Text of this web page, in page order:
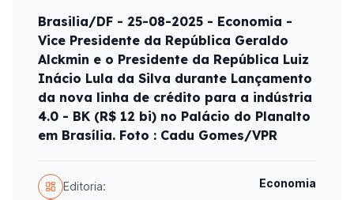
Brasilia/DF - 25-08-2025 - Economia -
Vice Presidente da República Geraldo
Alckmin e o Presidente da República Luiz
Inácio Lula da Silva durante Lançamento
da nova linha de crédito para a indústria
4.0 - BK (R$ 12 bi) no Palácio do Planalto
em Brasília. Foto : Cadu Gomes/VPR
Editoria: Economia